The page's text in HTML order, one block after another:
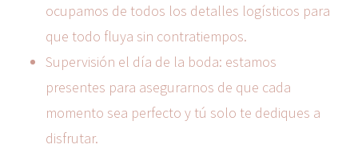
ocupamos de todos los detalles logísticos para
que todo fluya sin contratiempos.
Supervisión el día de la boda: estamos
presentes para asegurarnos de que cada
momento sea perfecto y tú solo te dediques a
disfrutar.